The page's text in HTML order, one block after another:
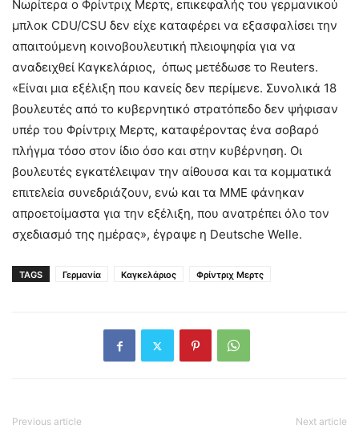
Νωρίτερα ο Φρίντριχ Μερτς, επικεφαλής του γερμανικού
μπλοκ CDU/CSU δεν είχε καταφέρει να εξασφαλίσει την
απαιτούμενη κοινοβουλευτική πλειοψηφία για να
αναδειχθεί Καγκελάριος, όπως μετέδωσε το Reuters.
«Είναι μια εξέλιξη που κανείς δεν περίμενε. Συνολικά 18
βουλευτές από το κυβερνητικό στρατόπεδο δεν ψήφισαν
υπέρ του Φρίντριχ Μερτς, καταφέροντας ένα σοβαρό
πλήγμα τόσο στον ίδιο όσο και στην κυβέρνηση. Οι
βουλευτές εγκατέλειψαν την αίθουσα και τα κομματικά
επιτελεία συνεδριάζουν, ενώ και τα ΜΜΕ φάνηκαν
απροετοίμαστα για την εξέλιξη, που ανατρέπει όλο τον
σχεδιασμό της ημέρας», έγραψε η Deutsche Welle.
TAGS Γερμανία Καγκελάριος Φρίντριχ Μερτς
Previous article Next article